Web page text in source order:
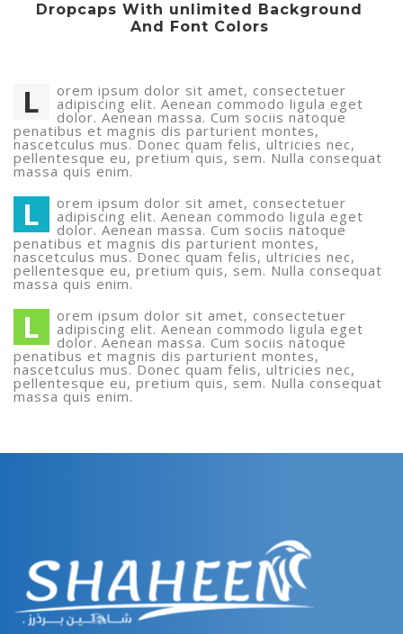
Dropcaps With unlimited Background
And Font Colors
L orem ipsum dolor sit amet, consectetuer
adipiscing elit. Aenean commodo ligula eget
dolor. Aenean massa. Cum sociis natoque
penatibus et magnis dis parturient montes,
nascetculus mus. Donec quam felis, ultricies nec,
pellentesque eu, pretium quis, sem. Nulla consequat
massa quis enim.
L orem ipsum dolor sit amet, consectetuer
adipiscing elit. Aenean commodo ligula eget
dolor. Aenean massa. Cum sociis natoque
penatibus et magnis dis parturient montes,
nascetculus mus. Donec quam felis, ultricies nec,
pellentesque eu, pretium quis, sem. Nulla consequat
massa quis enim.
L orem ipsum dolor sit amet, consectetuer
adipiscing elit. Aenean commodo ligula eget
dolor. Aenean massa. Cum sociis natoque
penatibus et magnis dis parturient montes,
nascetculus mus. Donec quam felis, ultricies nec,
pellentesque eu, pretium quis, sem. Nulla consequat
massa quis enim.